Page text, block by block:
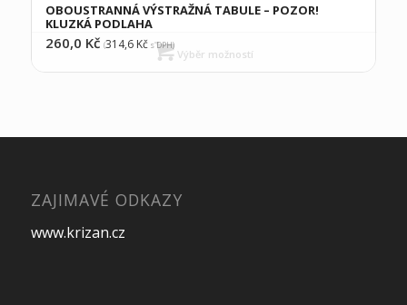
OBOUSTRANNÁ VÝSTRAŽNÁ TABULE – POZOR!
KLUZKÁ PODLAHA
260,0 Kč (314,6Kčs DPH)
Výběr možností
ZAJIMAVÉ ODKAZY
www.krizan.cz